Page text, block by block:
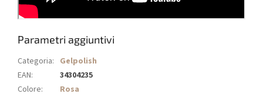
Parametri aggiuntivi
Categoria: Gelpolish
EAN:
34304235
Colore:
Rosa